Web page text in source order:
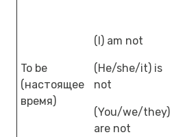
To be
(настоящее
время)
(I) am not
(He/she/it) is
not
(You/we/they)
are not